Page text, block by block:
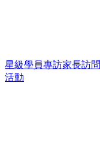
星級學員專訪家長訪問
活動